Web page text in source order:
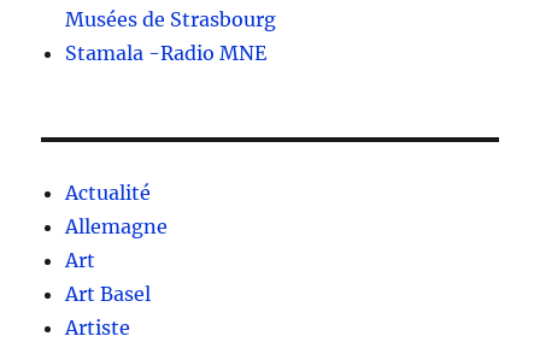
Musées de Strasbourg
Stamala -Radio MNE
Actualité
Allemagne
Art
Art Basel
Artiste